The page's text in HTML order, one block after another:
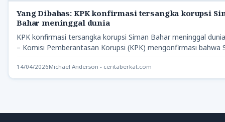
Yang Dibahas: KPK konfirmasi tersangka korupsi
Bahar meninggal dunia
KPK konfirmasi tersangka korupsi Siman Bahar meninggal
– Komisi Pemberantasan Korupsi (KPK) mengonfirmasi bahwa
Bahar,…
14/04/2026Michael Anderson - ceritaberkat.com